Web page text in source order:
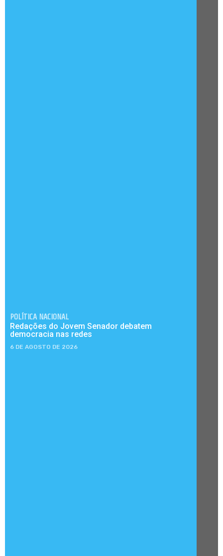
POLÍTICA NACIONAL
Redações do Jovem Senador debatem
democracia nas redes
6 DE AGOSTO DE 2026